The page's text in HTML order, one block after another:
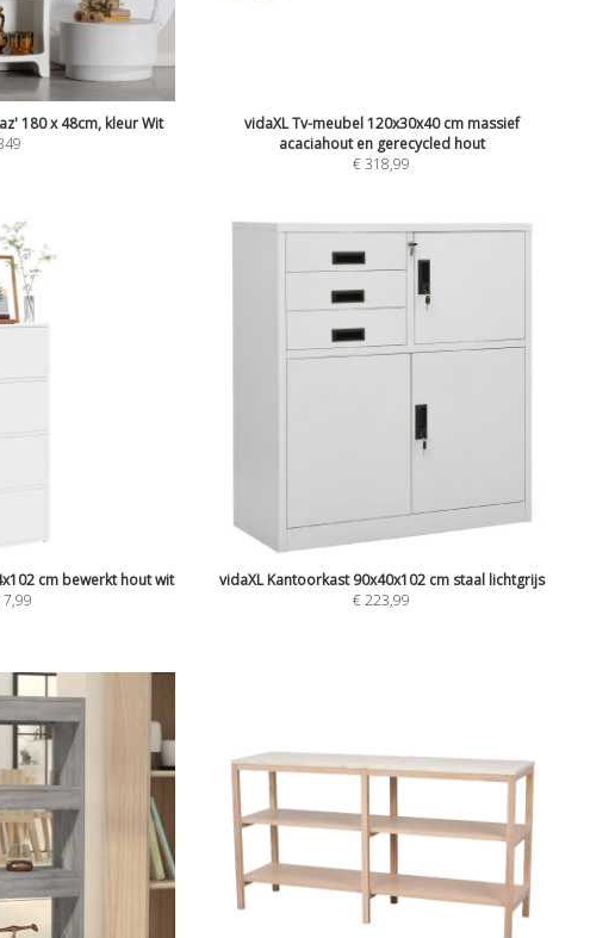
180 x 48cm, kleur Wit
vidaXL Tv-meubel 120x30x40 cm massief
acaciahout en gerecycled hout
€318,99
cm bewerkt hout wit
vidaXL Kantoorkast 90x40x102 cm staal lichtgrijs
€223,99